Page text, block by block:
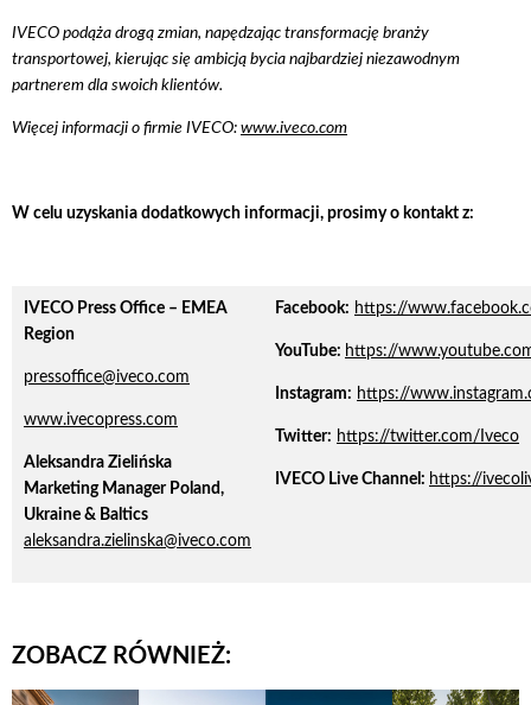
IVECO podąża drogą zmian, napędzając transformację branży
transportowej, kierując się ambicją bycia najbardziej niezawodnym
partnerem dla swoich klientów.
Więcej informacji o firmie IVECO: www.iveco.com
W celu uzyskania dodatkowych informacji, prosimy o kontakt z:
IVECO Press Office – EMEA
Region
pressoffice@iveco.com
www.ivecopress.com
Aleksandra Zielińska
Marketing Manager Poland,
Ukraine & Baltics
aleksandra.zielinska@iveco.com
Facebook: https://
YouTube: https://
Instagram: https://
Twitter: https://twitter.com/Iveco
IVECO Live Channel: https://
ZOBACZ RÓWNIEŻ: